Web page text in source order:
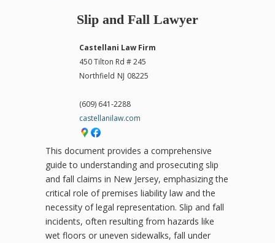
Slip and Fall Lawyer
Castellani Law Firm
450 Tilton Rd # 245
Northfield NJ 08225
(609) 641-2288
castellanilaw.com
This document provides a comprehensive
guide to understanding and prosecuting slip
and fall claims in New Jersey, emphasizing the
critical role of premises liability law and the
necessity of legal representation. Slip and fall
incidents, often resulting from hazards like
wet floors or uneven sidewalks, fall under